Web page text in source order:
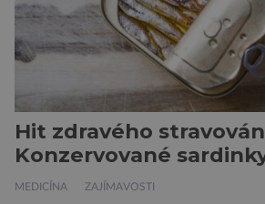
Hit zdravého
Konzervované
MEDICÍNA ZAJÍMAVOSTI